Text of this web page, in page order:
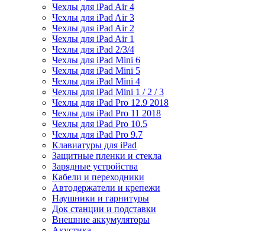
Чехлы для iPad Air 4
Чехлы для iPad Air 3
Чехлы для iPad Air 2
Чехлы для iPad Air 1
Чехлы для iPad 2/3/4
Чехлы для iPad Mini 6
Чехлы для iPad Mini 5
Чехлы для iPad Mini 4
Чехлы для iPad Mini 1 / 2 / 3
Чехлы для iPad Pro 12.9 2018
Чехлы для iPad Pro 11 2018
Чехлы для iPad Pro 10.5
Чехлы для iPad Pro 9.7
Клавиатуры для iPad
Защитные пленки и стекла
Зарядные устройства
Кабели и переходники
Автодержатели и крепежи
Наушники и гарнитуры
Док станции и подставки
Внешние аккумуляторы